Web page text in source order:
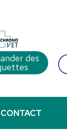
des
CONTACT